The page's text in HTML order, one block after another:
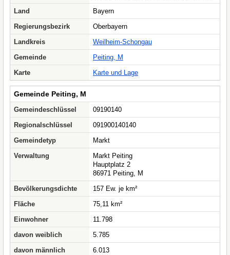
Land
Bayern
Regierungsbezirk
Oberbayern
Landkreis
Weilheim-Schongau
Gemeinde
Peiting, M
Karte
Karte und Lage
Gemeinde Peiting, M
Gemeindeschlüssel
09190140
Regionalschlüssel
091900140140
Gemeindetyp
Markt
Verwaltung
Markt Peiting
Hauptplatz 2
86971 Peiting, M
Bevölkerungsdichte
157 Ew. je km²
Fläche
75,11 km²
Einwohner
11.798
davon weiblich
5.785
davon männlich
6.013